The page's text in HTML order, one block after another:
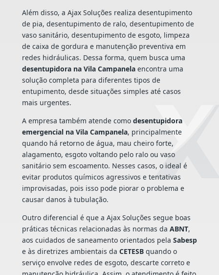
Além disso, a Ajax Soluções realiza desentupimento
de pia, desentupimento de ralo, desentupimento de
vaso sanitário, desentupimento de esgoto, limpeza
de caixa de gordura e manutenção preventiva em
redes hidráulicas. Dessa forma, quem busca uma
desentupidora na Vila Campanelaencontra uma
solução completa para diferentes tipos de
entupimento, desde situações simples até casos
mais urgentes.
A empresa também atende como desentupidora
emergencial na Vila Campanela, principalmente
quando há retorno de água, mau cheiro forte,
alagamento, esgoto voltando pelo ralo ou vaso
sanitário sem escoamento. Nesses casos, o ideal é
evitar produtos químicos agressivos e tentativas
improvisadas, pois isso pode piorar o problema e
causar danos à tubulação.
Outro diferencial é que a Ajax Soluções segue boas
práticas técnicas relacionadas às normas da ABNT,
aos cuidados de saneamento orientados pela Sabesp
e às diretrizes ambientais da CETESBquando o
serviço envolve redes de esgoto, descarte correto e